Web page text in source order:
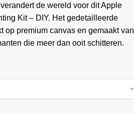
de wereld voor dit Apple
Kit – DIY. Het gedetailleerde
op premium canvas en gemaakt van
die meer dan ooit schitteren.